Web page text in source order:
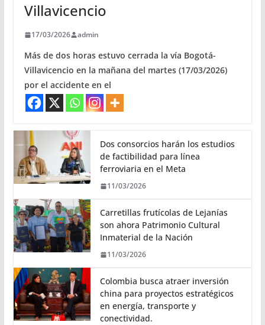
Villavicencio
17/03/2026 admin
Más de dos horas estuvo cerrada la vía Bogotá-
Villavicencio en la mañana del martes (17/03/2026)
por el accidente en el
Dos consorcios harán los estudios
de factibilidad para línea
ferroviaria en el Meta
11/03/2026
Carretillas frutícolas de Lejanías
son ahora Patrimonio Cultural
Inmaterial de la Nación
11/03/2026
Colombia busca atraer inversión
china para proyectos estratégicos
en energía, transporte y
conectividad.